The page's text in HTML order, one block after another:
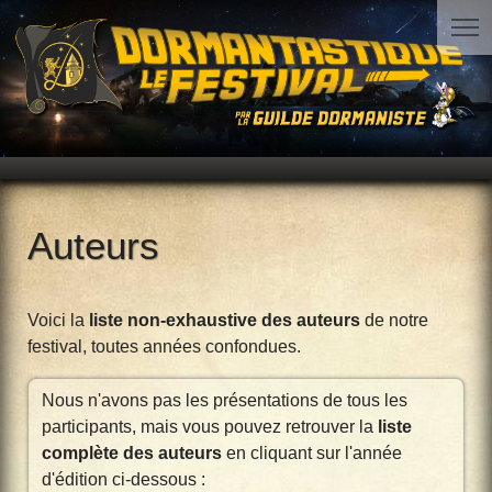
Auteurs
Voici la liste non-exhaustive des auteurs de notre
festival, toutes années confondues.
Nous n'avons pas les présentations de tous les
participants, mais vous pouvez retrouver la liste
complète des auteurs en cliquant sur l'année
d'édition ci-dessous :